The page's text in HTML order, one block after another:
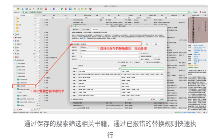
通过保存的搜索筛选相关书籍，通过已报错的替换规则快速执
行